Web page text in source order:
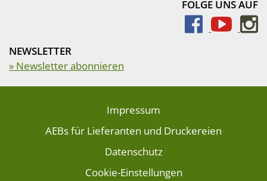
FOLGE UNS AUF
NEWSLETTER
» Newsletter abonnieren
Impressum
AEBs für Lieferanten und Druckereien
Datenschutz
Cookie-Einstellungen